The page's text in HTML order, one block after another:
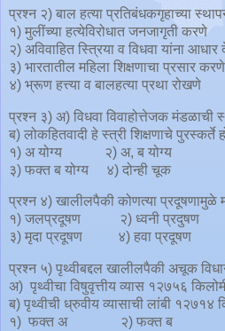
प्रश्न २) बाल हत्या प्रतिबंधकगृहाच्या
१) मुलींच्या हत्येविरोधात जनजागृती करणे
२) अविवाहित स्त्रिया व विधवा यांना आधार
३) भारतातील महिला शिक्षणाचा प्रसार
४) भ्रूण हत्त्या व बालहत्या प्रथा रोखणे
प्रश्न ३) अ) विधवा विवाहोत्तेजक मंडळाची
ब) लोकहितवादी हे स्त्री शिक्षणाचे पुरस्कर्ते
१) अ योग्य २) अ, ब योग्य
३) फक्त ब योग्य ४) दोन्ही चूक
प्रश्न ४) खालीलपैकी कोणत्या
१) जलप्रदूषण २) ध्वनी प्रदुषण
३) मृदा प्रदूषण ४) हवा प्रदूषण
प्रश्न ५) पृथ्वीबद्दल खालीलपैकी अचूक
अ) पृथ्वीचा विषुवृत्तीय व्यास १२७५६
ब) पृथ्वीची ध्रुवीय व्यासाची लांबी १२७१४
१) फक्त अ २) फक्त ब